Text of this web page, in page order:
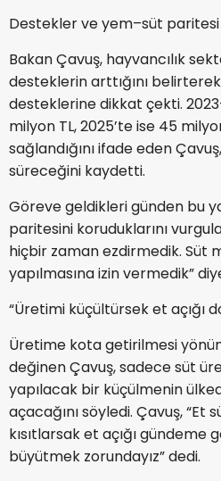
Destekler ve yem–süt
Bakan Çavuş, hayvancılık
desteklerin arttığını
desteklerine dikkat çekti.
milyon TL, 2025’te ise 45
sağlandığını ifade eden
süreceğini kaydetti.
Göreve geldikleri günden bu
paritesini koruduklarını
hiçbir zaman ezdirmedik. Süt
yapılmasına izin vermedik”
“Üretimi küçültürsek et açığı
Üretime kota getirilmesi
değinen Çavuş, sadece süt
yapılacak bir küçülmenin
açacağını söyledi. Çavuş, “Et
kısıtlarsak et açığı gündeme
büyütmek zorundayız” dedi.